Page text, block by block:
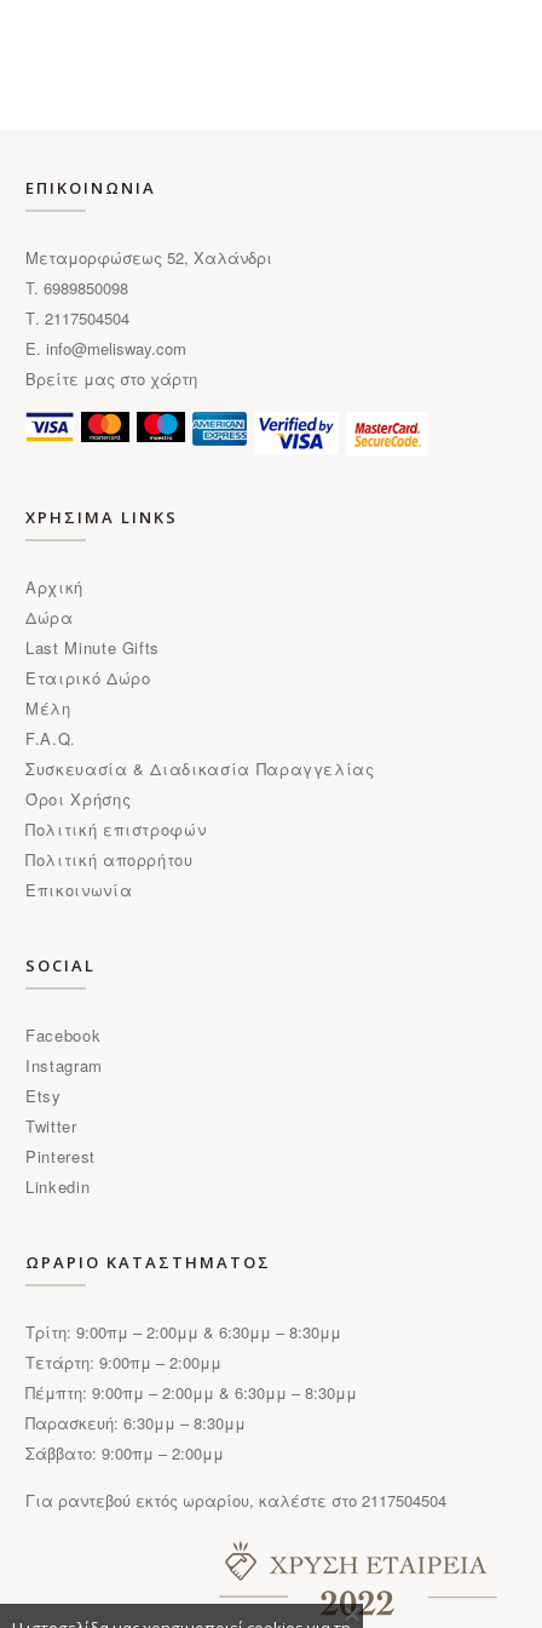
να
σελίδα
ΕΠΙΚΟΙΝΩΝΙΑ
Μεταμορφώσεως 52, Χαλάνδρι
T. 6989850098
Τ. 2117504504
E. info@melisway.com
Βρείτε μας στο χάρτη
ΧΡΗΣΙΜΑ LINKS
Αρχική
Δώρα
Last Minute Gifts
Εταιρικό Δώρο
Μέλη
F.A.Q.
Συσκευασία & Διαδικασία Παραγγελίας
Όροι Χρήσης
Πολιτική επιστροφών
Πολιτική απορρήτου
Επικοινωνία
SOCIAL
Facebook
Instagram
Etsy
Twitter
Pinterest
Linkedin
ΩΡΑΡΙΟ ΚΑΤΑΣΤΗΜΑΤΟΣ
Τρίτη: 9:00πμ – 2:00μμ & 6:30μμ – 8:30μμ
Τετάρτη: 9:00πμ – 2:00μμ
Πέμπτη: 9:00πμ – 2:00μμ & 6:30μμ – 8:30μμ
Παρασκευή: 6:30μμ – 8:30μμ
Σάββατο: 9:00πμ – 2:00μμ
Για ραντεβού εκτός ωραρίου, καλέστε στο 2117504504